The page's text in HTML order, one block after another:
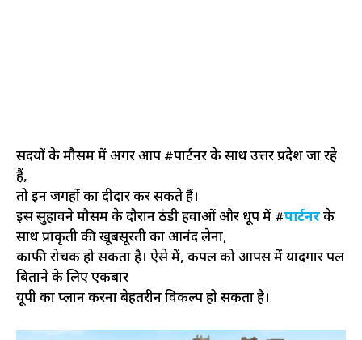
सर्दियों के मौसम में अगर आप #पार्टनर के साथ उत्तर प्रदेश जा रहे
हैं,
तो इन जगहों का दीदार कर सकते हैं।
इस सुहावने मौसम के दौरान ठंडी हवाओं और धूप में #पार्टनरके
साथ प्राकृती की खूबसूरती का आनंद लेना,
काफी रोचक हो सकता है। ऐसे में, कपल को आपस में यादगार पल
बिताने के लिए एकबार
यूपी का प्लान करना बेहतरीन विकल्प हो सकता है।